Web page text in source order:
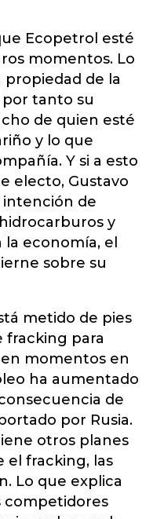
Ecopetrol esté
momentos. Lo
propiedad de la
por tanto su
de quien esté
y lo que
Y si a esto
electo, Gustavo
intención de
y
economía, el
sobre su
metido de pies
fracking para
momentos en
ha aumentado
de
por Rusia.
otros planes
el fracking, las
Lo que explica
competidores